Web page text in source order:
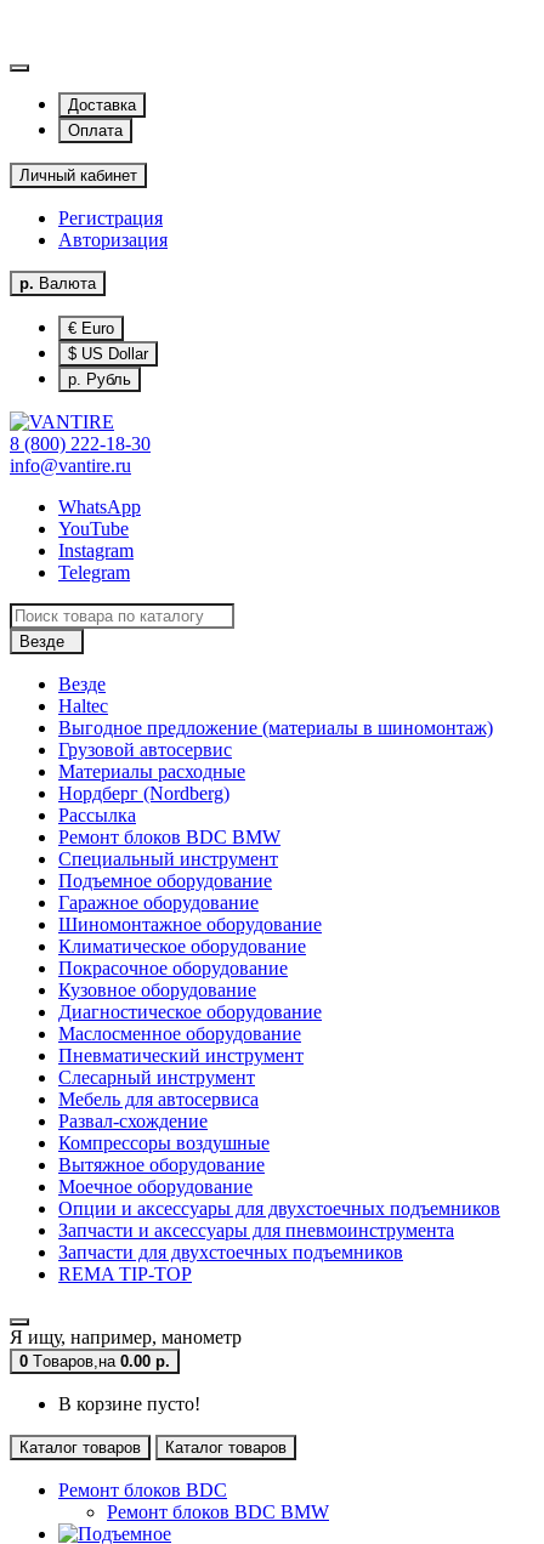
Доставка
Оплата
Личный кабинет
Регистрация
Авторизация
р. Валюта
€ Euro
$ US Dollar
р. Рубль
8 (800) 222-18-30
info@vantire.ru
WhatsApp
YouTube
Instagram
Telegram
Везде
Везде
Haltec
Выгодное предложение (материалы в шиномонтаж)
Грузовой автосервис
Материалы расходные
Нордберг (Nordberg)
Рассылка
Ремонт блоков BDC BMW
Специальный инструмент
Подъемное оборудование
Гаражное оборудование
Шиномонтажное оборудование
Климатическое оборудование
Покрасочное оборудование
Кузовное оборудование
Диагностическое оборудование
Маслосменное оборудование
Пневматический инструмент
Слесарный инструмент
Мебель для автосервиса
Развал-схождение
Компрессоры воздушные
Вытяжное оборудование
Моечное оборудование
Опции и аксессуары для двухстоечных подъемников
Запчасти и аксессуары для пневмоинструмента
Запчасти для двухстоечных подъемников
REMA TIP-TOP
Я ищу, например, манометр
0 Tоваров,на 0.00 р.
В корзине пусто!
Каталог товаров Каталог товаров
Ремонт блоков BDC
Ремонт блоков BDC BMW